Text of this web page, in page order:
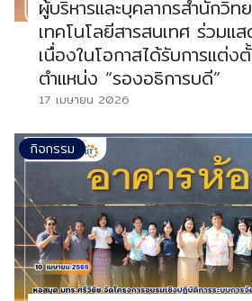
ผู้บริหารและบุคลากรสำนักวิท
เทคโนโลยีสารสนเทศ ร่วมแ
เนื่องในโอกาสได้รับการแต่ง
ตำแหน่ง “รองอธิการบดี”
17 เมษายน 2026
กิจกรรม